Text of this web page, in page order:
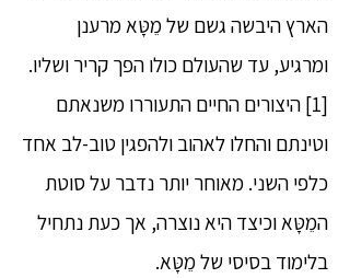
הארץ היבשה גשם של מֵטָּא מרענן
ומרגיע, עד שהעולם כולו הפך קריר ושליו.
[1] היצורים החיים התעוררו משנאתם
וטינתם והחלו לאהוב ולהפגין טוב-לב אחד
כלפי השני. מאוחר יותר נדבר על סוטת
המֵטָּא וכיצד היא נוצרה, אך כעת נתחיל
בלימוד בסיסי של מֵטָּא.